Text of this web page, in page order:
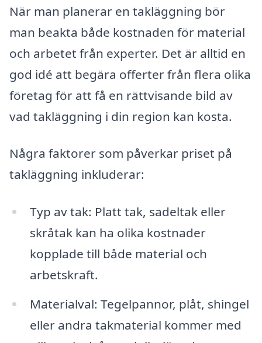
När man planerar en takläggning bör
man beakta både kostnaden för material
och arbetet från experter. Det är alltid en
god idé att begära offerter från flera olika
företag för att få en rättvisande bild av
vad takläggning i din region kan kosta.
Några faktorer som påverkar priset på
takläggning inkluderar:
Typ av tak: Platt tak, sadeltak eller
skråtak kan ha olika kostnader
kopplade till både material och
arbetskraft.
Materialval: Tegelpannor, plåt, shingel
eller andra takmaterial kommer med